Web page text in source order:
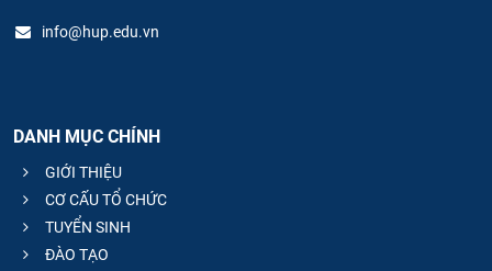
info@hup.edu.vn
DANH MỤC CHÍNH
GIỚI THIỆU
CƠ CẤU TỔ CHỨC
TUYỂN SINH
ĐÀO TẠO